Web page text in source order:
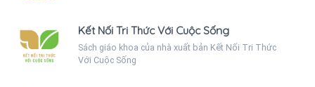
Kết Nối Tri Thức Với Cuộc Sống
Sách giáo khoa của nhà xuất bản Kết Nối Tri Thức
Với Cuộc Sống